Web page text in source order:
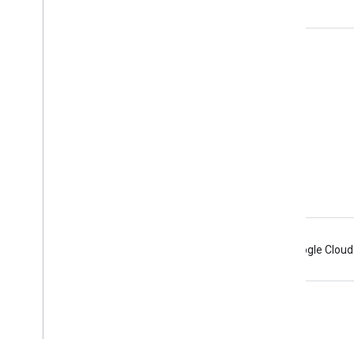
Google